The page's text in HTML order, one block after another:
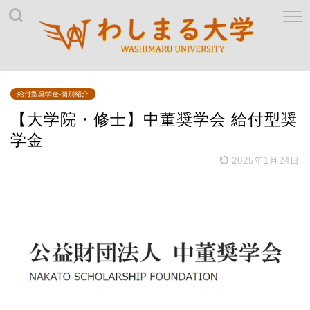
給付型奨学金-個別紹介
【大学院・修士】中董奨学会 給付型奨
学金
2025年1月24日